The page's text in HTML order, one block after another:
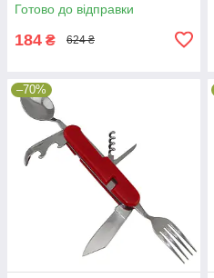
Готово до відправки
184 ₴ 624 ₴
–70%